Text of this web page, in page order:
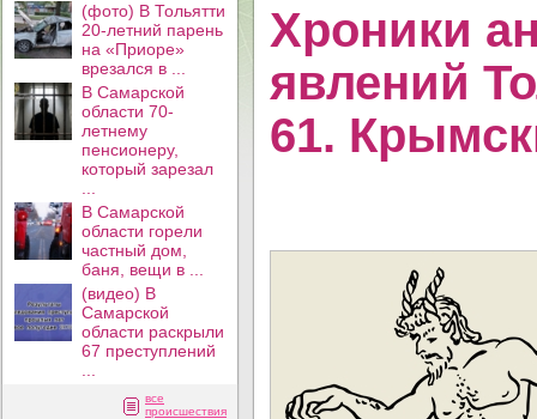
(фото) В Тольятти
20-летний парень
на «Приоре»
врезался в ...
В Самарской
области 70-
летнему
пенсионеру,
который зарезал
В Самарской
области горели
частный дом,
баня, вещи в ...
(видео) В
Самарской
области раскрыли
67 преступлений
все
происшествия
Хроники
явлений
61.